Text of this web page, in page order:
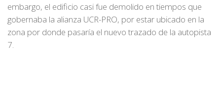
embargo, el edificio casi fue demolido en tiempos que
gobernaba la alianza UCR-PRO, por estar ubicado en la
zona por donde pasaría el nuevo trazado de la autopista
7.